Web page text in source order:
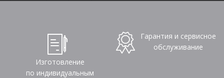
Изготовление
по индивидуальным
Гарантия и сервисное
обслуживание